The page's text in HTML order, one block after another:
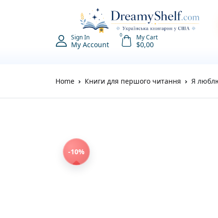
Sign In
My Account
0 My Cart
$0,00
Home Книги для першого читання Я
-10%